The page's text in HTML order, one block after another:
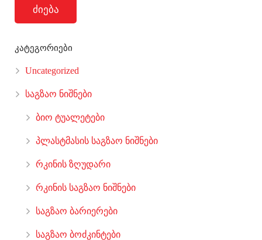
ძიება
კატეგორიები
Uncategorized
საგზაო ნიშნები
ბიო ტუალეტები
პლასტმასის საგზაო ნიშნები
რკინის ზღუდარი
რკინის საგზაო ნიშნები
საგზაო ბარიერები
საგზაო ბოძკინტები